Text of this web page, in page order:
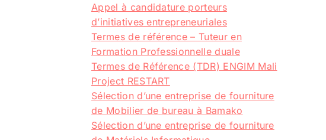
Appel à candidature porteurs
d’initiatives entrepreneuriales
Termes de référence – Tuteur en
Formation Professionnelle duale
Termes de Référence (TDR) ENGIM Mali
Project RESTART
Sélection d’une entreprise de fourniture
de Mobilier de bureau à Bamako
Sélection d’une entreprise de fourniture